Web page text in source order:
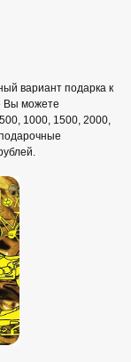
вариант подарка к
Вы можете
1000, 1500, 2000,